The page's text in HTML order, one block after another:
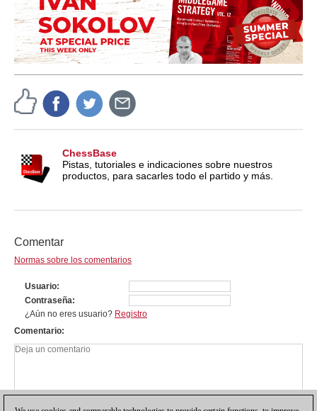
ChessBase
Pistas, tutoriales e indicaciones sobre nuestros
productos, para sacarles todo el partido y más.
Comentar
Normas sobre los comentarios
Usuario
Contraseña
¿Aún no eres usuario? Registro
Comentario